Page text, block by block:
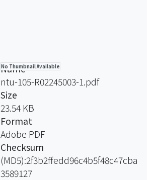
No Thumbnail Available
Name
ntu-105-R02245003-1.pdf
Size
23.54 KB
Format
Adobe PDF
Checksum
(MD5):2f3b2ffedd96c4b5f48c47cba
3589127